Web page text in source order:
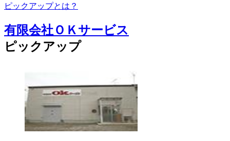
ピックアップとは？
有限会社ＯＫサービス
ピックアップ